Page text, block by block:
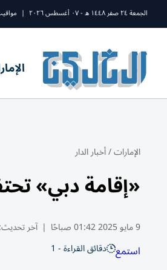
الجمعة ٢٤ صفر ١٤٤٨ ه - ٠٧ أغسطس ٢٠٢٦ |
الإمارات/أخبار الدار
«إقامة دبي»
9 مايو 2025 01:42 صباحًا | آخر تحديث:
استمع دقائق القراءة - 1